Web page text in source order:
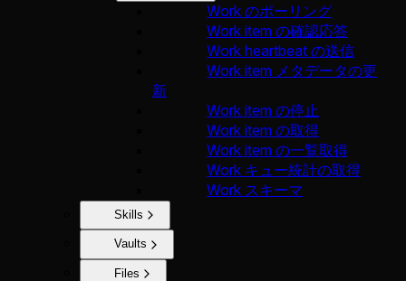
Work のポーリング
Work item の確認応答
Work heartbeat の送信
Work item メタデータの更
新
Work item の停止
Work item の取得
Work item の一覧取得
Work キュー統計の取得
Work スキーマ
Skills
Vaults
Files